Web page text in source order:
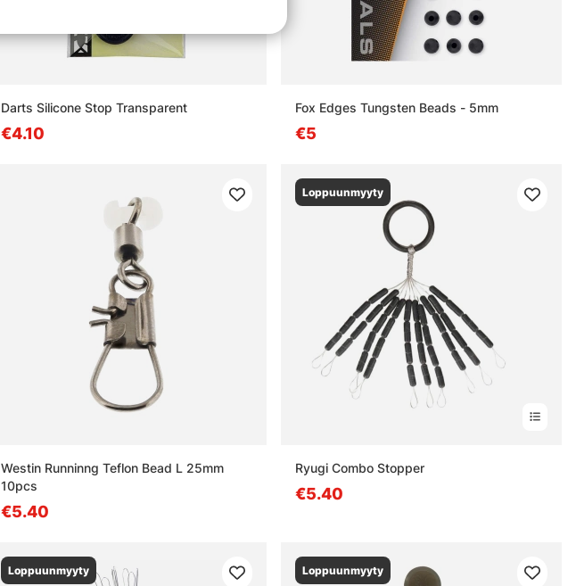
Darts Silicone Stop Transparent
€4.10
Fox Edges Tungsten Beads - 5mm
€5
Westin Runninng Teflon Bead L 25mm
10pcs
€5.40
Loppuunmyyty
Ryugi Combo Stopper
€5.40
Loppuunmyyty Loppuunmyyty